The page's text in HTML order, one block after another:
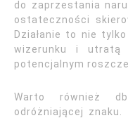
do zaprzestania
ostateczności
Działanie to nie
wizerunku i utratą
potencjalnym
Warto również
odróżniającej